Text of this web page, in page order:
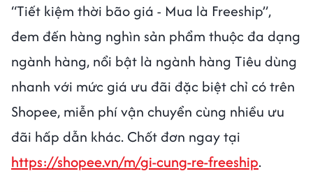
“Tiết kiệm thời bão giá - Mua là Freeship”,
đem đến hàng nghìn sản phẩm thuộc đa dạng
ngành hàng, nổi bật là ngành hàng Tiêu dùng
nhanh với mức giá ưu đãi đặc biệt chỉ có trên
Shopee, miễn phí vận chuyển cùng nhiều ưu
đãi hấp dẫn khác. Chốt đơn ngay tại
https://shopee.vn/m/gi-cung-re-freeship.